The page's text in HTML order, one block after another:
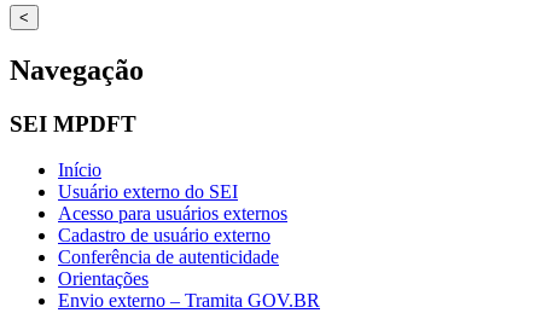
<
Navegação
SEI MPDFT
Início
Usuário externo do SEI
Acesso para usuários externos
Cadastro de usuário externo
Conferência de autenticidade
Orientações
Envio externo – Tramita GOV.BR